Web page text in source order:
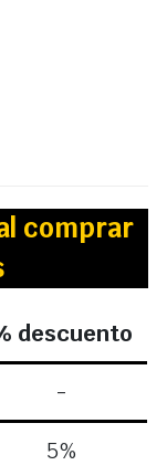
comprar
descuento
-
5%